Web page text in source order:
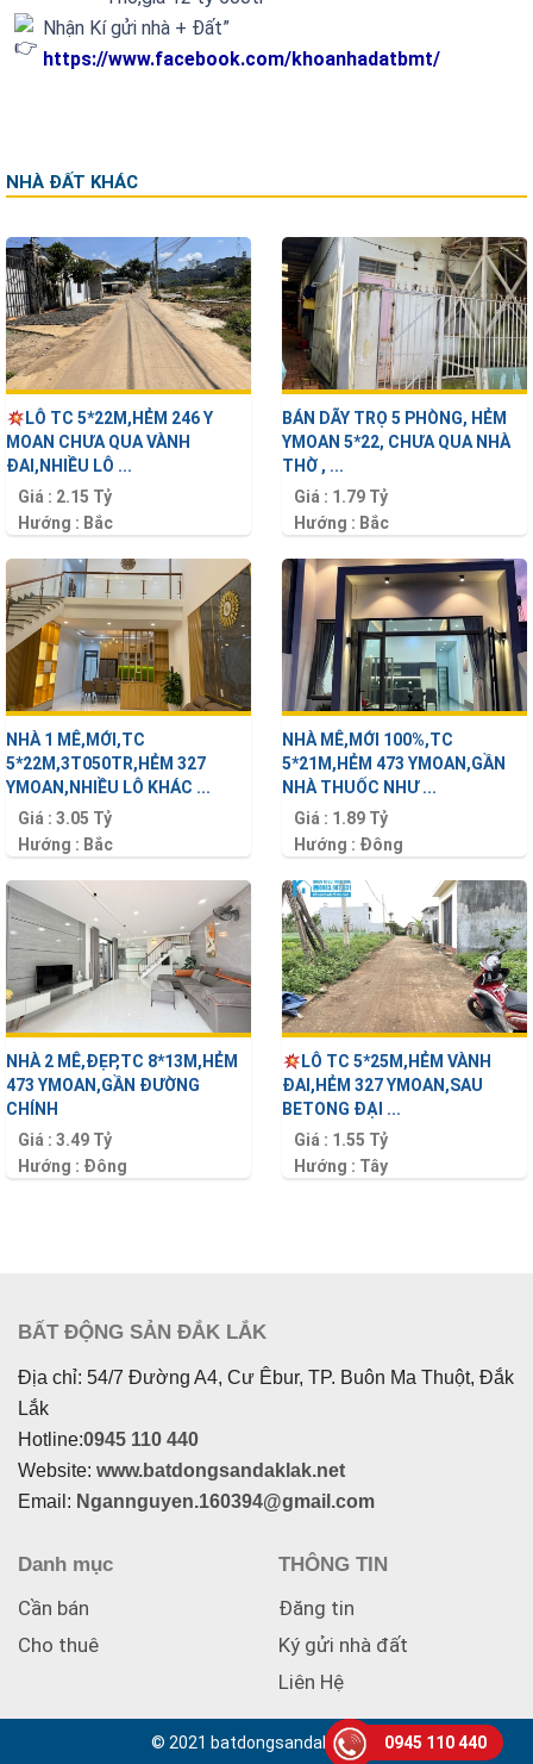
Nhận Kí gửi nhà + Đất”
https://www.facebook.com/khoanhadatbmt/
NHÀ ĐẤT KHÁC
BÁN DÃY TRỌ 5 PHÒNG, HẺM
YMOAN 5*22, CHƯA QUA NHÀ
THỜ , ...
Giá : 1.79 Tỷ
Hướng : Bắc
LÔ TC 5*22M,HẺM 246 Y
MOAN CHƯA QUA VÀNH
ĐAI,NHIỀU LÔ ...
Giá : 2.15 Tỷ
Hướng : Bắc
NHÀ MÊ,MỚI 100%,TC
5*21M,HẺM 473 YMOAN,GẦN
NHÀ THUỐC NHƯ ...
Giá : 1.89 Tỷ
Hướng : Đông
NHÀ 1 MÊ,MỚI,TC
5*22M,3T050TR,HẺM 327
YMOAN,NHIỀU LÔ KHÁC ...
Giá : 3.05 Tỷ
Hướng : Bắc
LÔ TC 5*25M,HẺM VÀNH
ĐAI,HẺM 327 YMOAN,SAU
BETONG ĐẠI ...
Giá : 1.55 Tỷ
Hướng : Tây
NHÀ 2 MÊ,ĐẸP,TC 8*13M,HẺM
473 YMOAN,GẦN ĐƯỜNG
CHÍNH
Giá : 3.49 Tỷ
Hướng : Đông
BẤT ĐỘNG SẢN ĐẮK LẮK
Địa chỉ: 54/7 Đường A4, Cư Êbur, TP. Buôn Ma Thuột, Đắk
Lắk
Hotline:0945 110 440
Website: www.batdongsandaklak.net
Email: Ngannguyen.160394@gmail.com
Danh mục
Cần bán
Cho thuê
THÔNG TIN
Đăng tin
Ký gửi nhà đất
Liên Hệ
© 2021 batdongsandaklak.net 0945 110 440